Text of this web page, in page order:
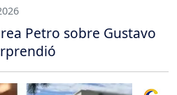
Petro sobre Gustavo